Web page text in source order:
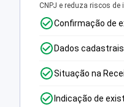
CNPJ e reduza riscos de
Confirmação de
Dados
Situação na
Indicação de